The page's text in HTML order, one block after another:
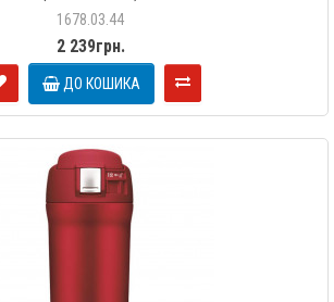
1678.03.44
2 239грн.
ДО КОШИКА